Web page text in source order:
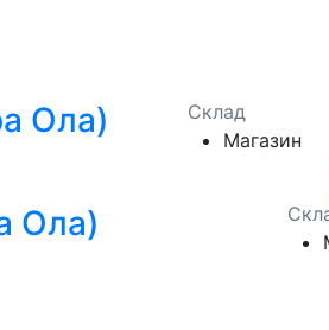
Ола)
Склад
Магазин
Ола)